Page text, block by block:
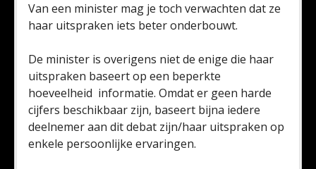
Van een minister mag je toch verwachten dat ze
haar uitspraken iets beter onderbouwt.
De minister is overigens niet de enige die haar
uitspraken baseert op een beperkte
hoeveelheid informatie. Omdat er geen harde
cijfers beschikbaar zijn, baseert bijna iedere
deelnemer aan dit debat zijn/haar uitspraken op
enkele persoonlijke ervaringen.